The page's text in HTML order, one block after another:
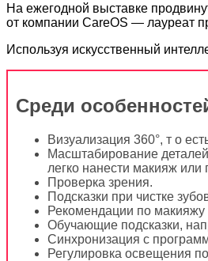
На ежегодной выставке
от компании CareОS — лауреат
Используя искусственный
Среди
Визуализация 360°, т о
Масштабирование
легко нанести макияж или
Проверка зрения.
Подсказки при чистке
Рекомендации по макияжу
Обучающие подсказки,
Синхронизация с
Регулировка освещения